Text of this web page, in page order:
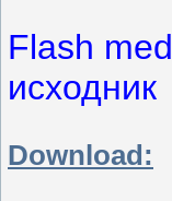
Flash
исходник
Download: